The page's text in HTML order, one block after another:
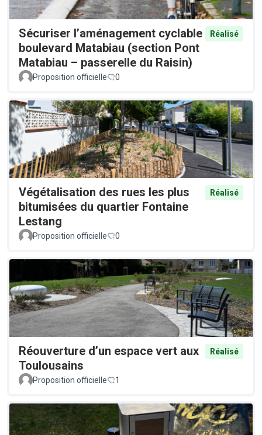
Sécuriser l’aménagement cyclable
boulevard Matabiau (section Pont
Matabiau – passerelle du Raisin)
Réalisé
Proposition officielle 0
Végétalisation des rues les plus
bitumisées du quartier Fontaine
Lestang
Réalisé
Proposition officielle 0
Réouverture d’un espace vert aux
Toulousains
Réalisé
Proposition officielle 1